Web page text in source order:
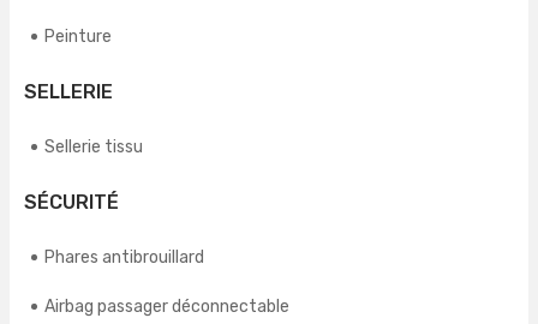
Peinture
SELLERIE
Sellerie tissu
SÉCURITÉ
Phares antibrouillard
Airbag passager déconnectable